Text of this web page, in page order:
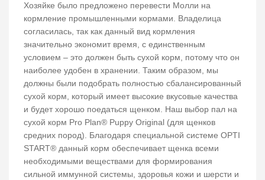
Хозяйке было предложено перевести Молли на
кормление промышленными кормами. Владелица
согласилась, так как данный вид кормления
значительно экономит время, с единственным
условием – это должен быть сухой корм, потому что он
наиболее удобен в хранении. Таким образом, мы
должны были подобрать полностью сбалансированный
сухой корм, который имеет высокие вкусовые качества
и будет хорошо поедаться щенком. Наш выбор пал на
сухой корм Pro Plan® Puppy Original (для щенков
средних пород). Благодаря специальной системе OPTI
START® данный корм обеспечивает щенка всеми
необходимыми веществами для формирования
сильной иммунной системы, здоровья кожи и шерсти и